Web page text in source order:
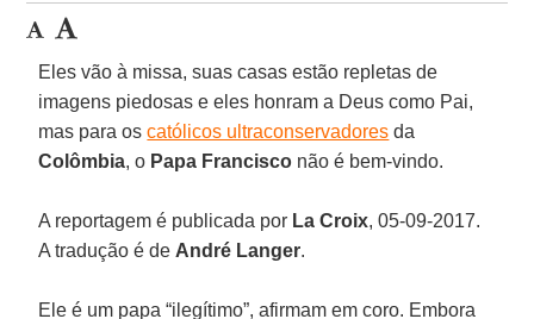
Eles vão à missa, suas casas estão repletas de
imagens piedosas e eles honram a Deus como Pai,
mas para oscatólicos ultraconservadores da
Colômbia, o Papa Francisco não é bem-vindo.
A reportagem é publicada por La Croix, 05-09-2017.
A tradução é de André Langer.
Ele é um papa “ilegítimo”, afirmam em coro. Embora